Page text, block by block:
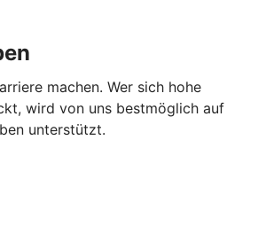
machen. Wer sich hohe
wird von uns bestmöglich auf
unterstützt.